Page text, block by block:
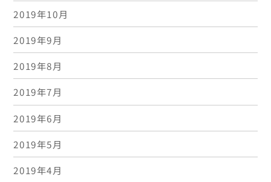
2019年10月
2019年9月
2019年8月
2019年7月
2019年6月
2019年5月
2019年4月